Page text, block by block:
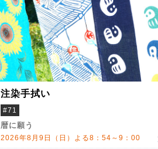
注染手拭い
#71
暦に願う
2026年8月9日（日）よる8：54～9：00